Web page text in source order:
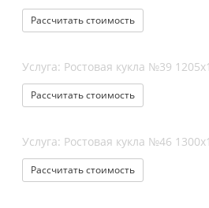
Рассчитать стоимость
Услуга: Ростовая кукла №39
Рассчитать стоимость
Услуга: Ростовая кукла №46
Рассчитать стоимость